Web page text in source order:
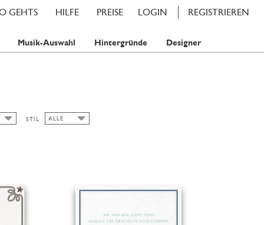
LOGIN REGISTRIEREN
PREISE
HILFE
GEHTS
Musik-Auswahl Hintergründe Designer
STIL
ALLE